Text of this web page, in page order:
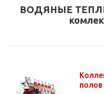
ВОДЯНЫЕ
полов